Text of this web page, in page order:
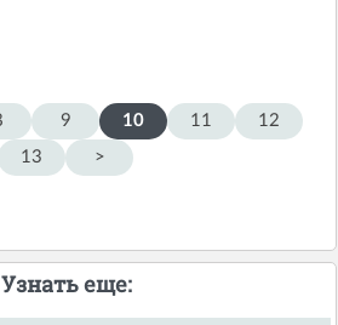
9 10 11
12
13
>
Узнать еще: